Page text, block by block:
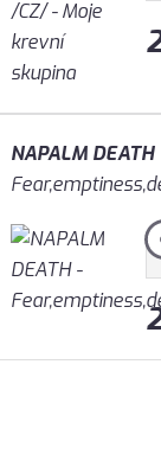
NAPALM DEATH